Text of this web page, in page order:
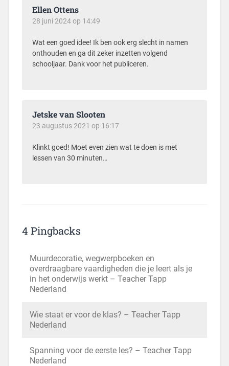
Ellen Ottens
28 juni 2024 op 14:49
Wat een goed idee! Ik ben ook erg slecht in namen
onthouden en ga dit zeker inzetten volgend
schooljaar. Dank voor het publiceren.
Jetske van Slooten
23 augustus 2021 op 16:17
Klinkt goed! Moet even zien wat te doen is met
lessen van 30 minuten…
4 Pingbacks
Muurdecoratie, wegwerpboeken en
overdraagbare vaardigheden die je leert als je
in het onderwijs werkt – Teacher Tapp
Nederland
Wie staat er voor de klas? – Teacher Tapp
Nederland
Spanning voor de eerste les? – Teacher Tapp
Nederland